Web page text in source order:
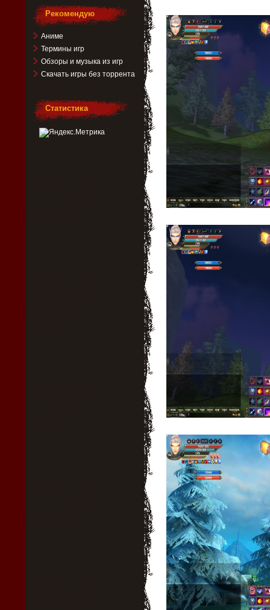
Рекомендую
Аниме
Термины игр
Обзоры и музыка из игр
Скачать игры без торрента
Статистика